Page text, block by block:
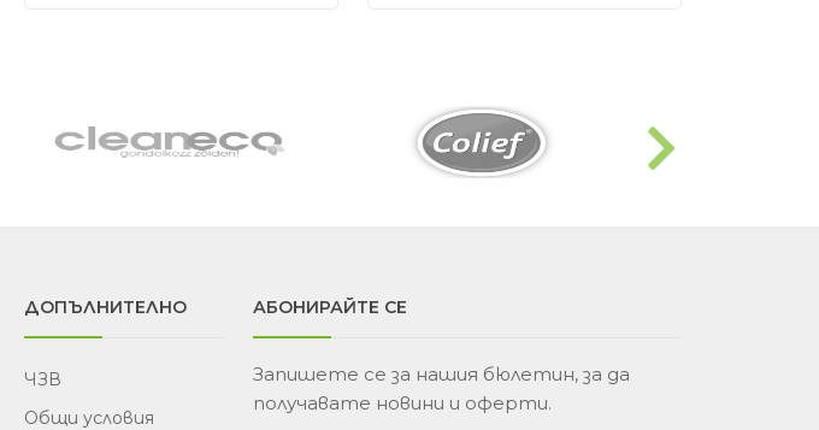
ДОПЪЛНИТЕЛНО
ЧЗВ
Общи условия
АБОНИРАЙТЕ СЕ
Запишете се за нашия бюлетин, за да
получавате новини и оферти.